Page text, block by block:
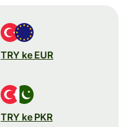
TRY ke EUR
TRY ke PKR